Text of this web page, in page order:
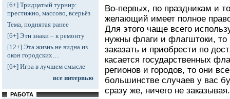
[6+] Тридцатый турнир:
престижно, массово, всерьёз
Тема, поднятая ранее
[6+] Эти знаки – к ремонту
[12+] Эта жизнь не видна из
окон городских…
[6+] Игра в лучшем смысле
все интервью
РАБОТА
Во-первых, по праздникам и
желающий имеет полное
Для этого чаще всего
нужны флаги и флагштоки,
заказать и приобрести по
касается государственных
регионов и городов, то они
большинстве случаев у вас
сразу же, ничего не заказывая.